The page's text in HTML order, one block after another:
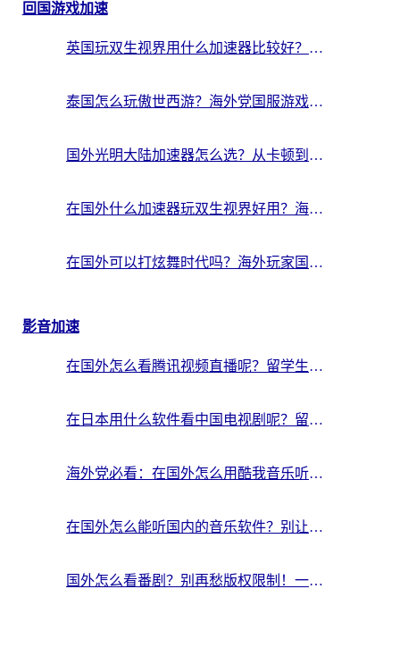
回国游戏加速
英国玩双生视界用什么加速器比较好？海外党亲测有效的国服游戏加速方案
泰国怎么玩傲世西游？海外党国服游戏加速终极攻略（附光明大陆量子特攻实测）
国外光明大陆加速器怎么选？从卡顿到丝滑的终极指南（含德国玩走开外星人墨西哥玩俄罗斯方块技巧）
在国外什么加速器玩双生视界好用？海外党亲测不踩坑的终极指南
在国外可以打炫舞时代吗？海外玩家国服游戏加速全攻略（附实测推荐）
影音加速
在国外怎么看腾讯视频直播呢？留学生亲测有效的回国加速指南
在日本用什么软件看中国电视剧呢？留学生亲测有效的回国加速方案
海外党必看：在国外怎么用酷我音乐听音乐？告别“地区不支持”的实用指南
在国外怎么能听国内的音乐软件？别让版权限制断了你的“中文歌单”
国外怎么看番剧？别再愁版权限制！一个工具解决所有回国追剧难题